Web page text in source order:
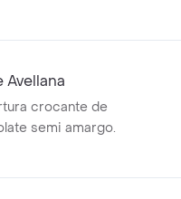
Avellana
crocante de
semi amargo.